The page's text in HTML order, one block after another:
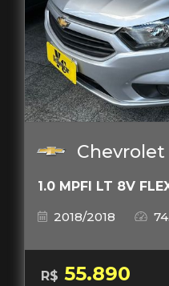
Chevrolet
1.0 MPFI LT 8V
2018/2018
R$ 55.890